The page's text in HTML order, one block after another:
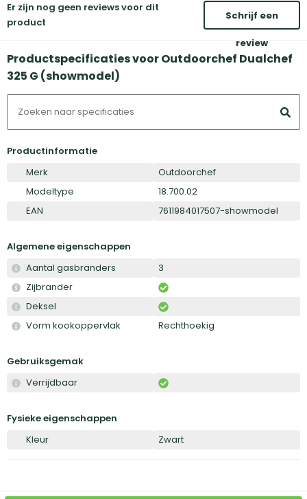
Er zijn nog geen reviews voor dit
product
Schrijf een
review
Productspecificaties voor Outdoorchef Dualchef
325 G (showmodel)
Productinformatie
Merk
Outdoorchef
Modeltype
18.700.02
EAN
7611984017507-showmodel
Algemene eigenschappen
Aantal gasbranders
3
Zijbrander
Deksel
Vorm kookoppervlak
Rechthoekig
Gebruiksgemak
Verrijdbaar
Fysieke eigenschappen
Kleur
Zwart